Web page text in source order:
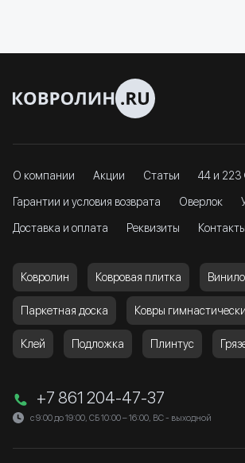
О компании Акции Статьи 44 и 223
Гарантии и условия возврата Оверлок
Доставка и оплата Реквизиты Контакты
Ковролин Ковровая плитка
Паркетная доска Ковры
Клей Подложка Плинтус
+7 861 204-47-37
с 9:00 до 19:00, СБ 10:00 – 16:00, ВС - выходной